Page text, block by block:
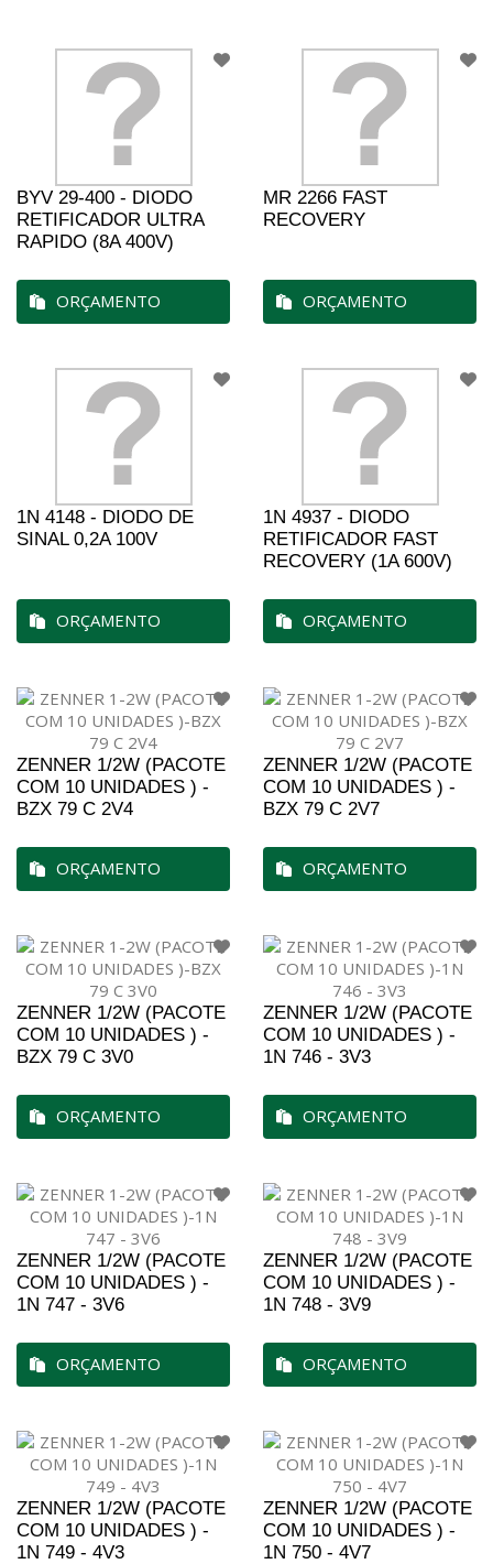
BYV 29-400 - DIODO
RETIFICADOR ULTRA
RAPIDO (8A 400V)
ORÇAMENTO
MR 2266 FAST
RECOVERY
ORÇAMENTO
1N 4148 - DIODO DE
SINAL 0,2A 100V
ORÇAMENTO
1N 4937 - DIODO
RETIFICADOR FAST
RECOVERY (1A 600V)
ORÇAMENTO
ZENNER 1/2W (PACOTE
COM 10 UNIDADES ) -
BZX 79 C 2V4
ORÇAMENTO
ZENNER 1/2W (PACOTE
COM 10 UNIDADES ) -
BZX 79 C 2V7
ORÇAMENTO
ZENNER 1/2W (PACOTE
COM 10 UNIDADES ) -
BZX 79 C 3V0
ORÇAMENTO
ZENNER 1/2W (PACOTE
COM 10 UNIDADES ) -
1N 746 - 3V3
ORÇAMENTO
ZENNER 1/2W (PACOTE
COM 10 UNIDADES ) -
1N 747 - 3V6
ORÇAMENTO
ZENNER 1/2W (PACOTE
COM 10 UNIDADES ) -
1N 748 - 3V9
ORÇAMENTO
ZENNER 1/2W (PACOTE
COM 10 UNIDADES ) -
1N 749 - 4V3
ZENNER 1/2W (PACOTE
COM 10 UNIDADES ) -
1N 750 - 4V7